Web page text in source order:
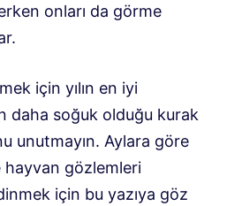
onları da görme
için yılın en iyi
daha soğuk olduğu kurak
unutmayın. Aylara göre
hayvan gözlemleri
için bu yazıya göz